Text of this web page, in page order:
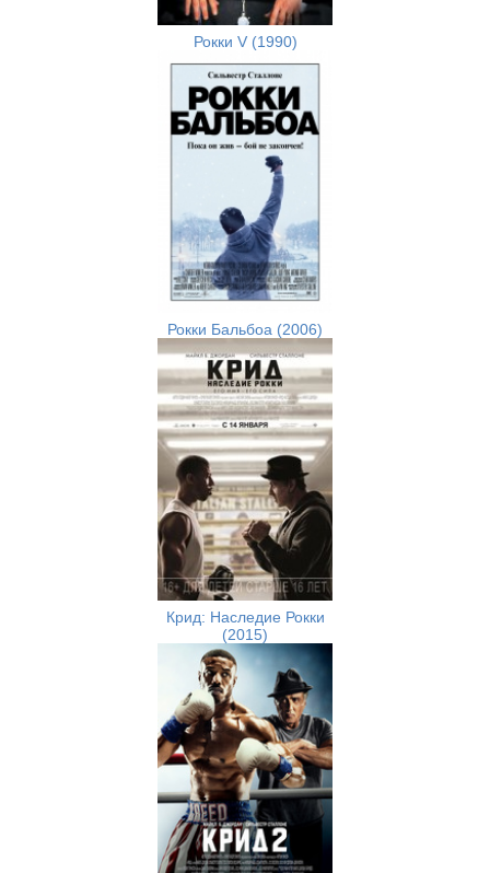
Рокки V (1990)
Рокки Бальбоа (2006)
Крид: Наследие Рокки
(2015)